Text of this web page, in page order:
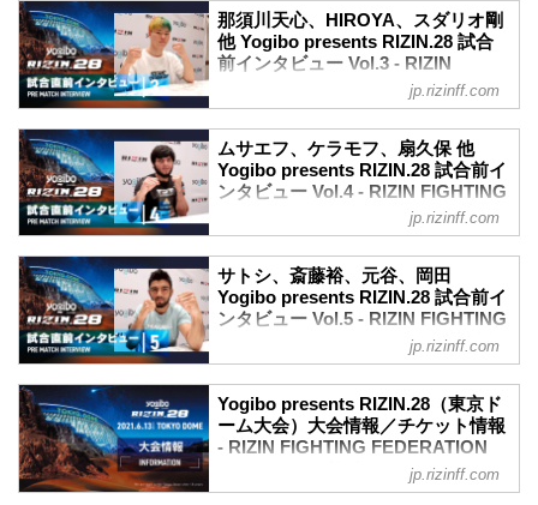
Yogibo presents RIZIN 28 朝倉未来 試合
前インタビュー
youtu.be
——現在の心境はいかがですか？
朝倉 いよいよ来たなという感じで、穏や
かな気持ちです。あとは今日、水抜きを
頑張って、日曜日やるだけです。
——対戦相手の印象はどうですか？
朝倉 実...
Yogibo presents RIZIN.28の、マスコミ向
けインタビューの内容を公開！
大会前に各選手のインタビューをチェッ
朝倉海「まずは目の前の相手をしっかり
勝つ事」
Yogibo presents RIZIN 28 朝倉海 試合前
インタビュー
youtu.be
——現在の心境はいかがですか？
朝倉 もういよいよという感じで、初めて
の東京ドームの試合なので楽しみです。
——対戦相手の印象はどうですか？
朝倉 極める力を持っている選手な...
那須川天心、HIROYA、スダリオ剛
他 Yogibo presents RIZIN.28 試合
前インタビュー Vol.3 - RIZIN
FIGHTING FEDERATION オフィシ
ャルサイト
6月13日（日）東京ドームで行われる
Yogibo presents RIZIN.28の、マスコミ向
けインタビューの内容を公開！
大会前に各選手のインタビューをチェッ
那須川天心「今までの中で一番難しい試
合になると思う」
Yogibo presents RIZIN 28 那須川天心 試
合前インタビュー
——現在の心境はいかがですか？
那須川 今までと違う感じです、試合前か
ら。色々ルールが違ったり、相手が3人だ
ということもあるんで、心境はちょっ
と、どう違うかわから...
jp.rizinff.com
ムサエフ、ケラモフ、扇久保 他
Yogibo presents RIZIN.28 試合前イ
ンタビュー Vol.4 - RIZIN FIGHTING
FEDERATION オフィシャルサイト
Yogibo presents RIZIN.28の、マスコミ向
けインタビューの内容を公開！
大会前に各選手のインタビューをチェッ
トフィック・ムサエフ「日本には勝つた
め、勝利を収めるために来た」
Yogibo presents RIZIN 28 トフィック・
ムサエフ 試合前インタビュー
youtu.be
——現在の心境はいかがですか？
ムサエフ とても気分が良いです。心境も
jp.rizinff.com
サトシ、斎藤裕、元谷、岡田
Yogibo presents RIZIN.28 試合前イ
ンタビュー Vol.5 - RIZIN FIGHTING
FEDERATION オフィシャルサイト
Yogibo presents RIZIN.28の、マスコミ向
けインタビューの内容を公開！
大会前に各選手のインタビューをチェッ
ホベルト・サトシ「柔術だけじゃない、
jp.rizinff.com
Yogibo presents RIZIN.28（東京ド
ーム大会）大会情報／チケット情報
- RIZIN FIGHTING FEDERATION
jp.rizinff.com